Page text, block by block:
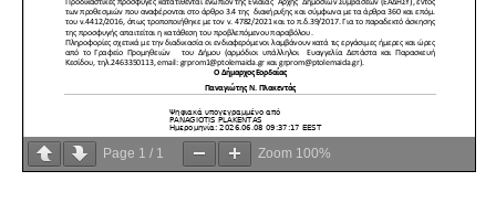
Page 1 / 1 Zoom 100%